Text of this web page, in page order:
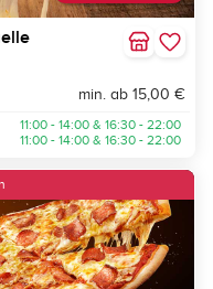
min. ab 15,00 €
11:00 - 14:00 & 16:30 - 22:00
11:00 - 14:00 & 16:30 - 22:00